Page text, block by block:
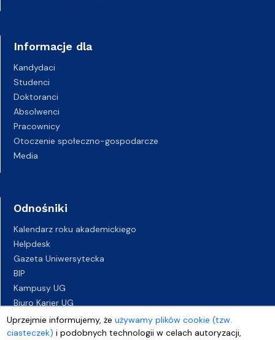
Uprzejmie informujemy, żeużywamy plików cookie (tzw.
ciasteczek) i podobnych technologii w celach autoryzacji,
Informacje dla
Kandydaci
Studenci
Doktoranci
Absolwenci
Pracownicy
Otoczenie społeczno-gospodarcze
Media
Odnośniki
Kalendarz roku akademickiego
Helpdesk
Gazeta Uniwersytecka
BIP
Kampusy UG
Biuro Karier UG
Oferty pracy
Deklaracja dostępności